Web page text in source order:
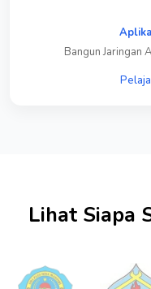
Bangun Jaringan
Lihat Siapa